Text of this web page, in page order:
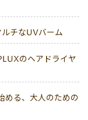
チなUVバーム
のヘアドライヤ
める、大人のための